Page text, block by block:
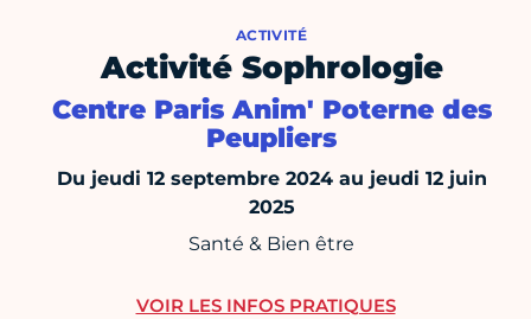
ACTIVITÉ
Activité Sophrologie
Centre Paris Anim' Poterne des
Peupliers
Du jeudi 12 septembre 2024 au jeudi 12 juin
2025
Santé & Bien être
VOIR LES INFOS PRATIQUES